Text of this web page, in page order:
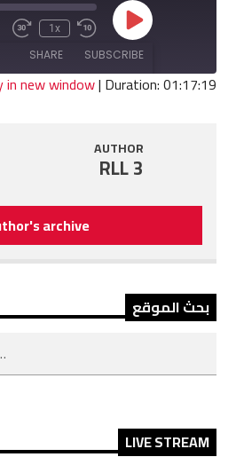
Play
Episode
Rewind
10
Seconds
1x
Fast
SUBSCRIBE
SHARE
in new window| Duration: 01:17:19
AUTHOR
RLL 3
archive
بحث الموقع
LIVE STREAM